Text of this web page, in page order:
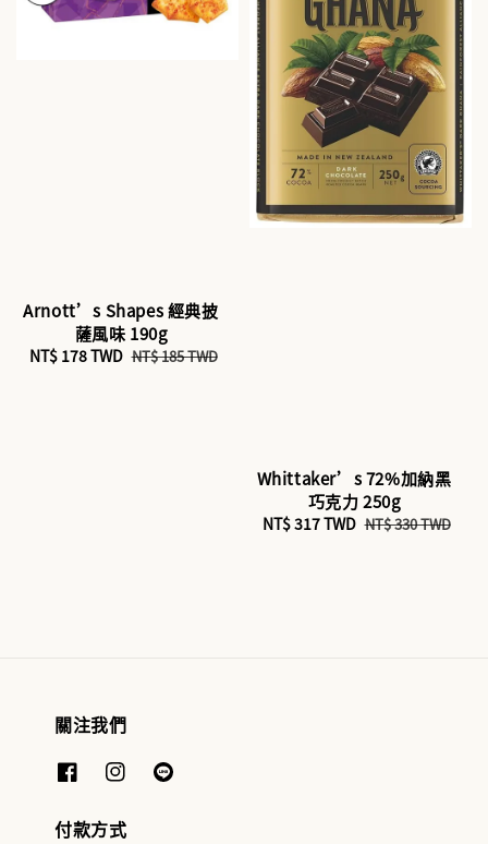
Arnott’s Shapes 經典披
薩風味 190g
Sale
NT$ 178 TWD Regular
NT$ 185 TWD
Whittaker’s 72%加納黑
巧克力 250g
Sale
NT$ 317 TWD Regular
NT$ 330 TWD
關注我們
付款方式